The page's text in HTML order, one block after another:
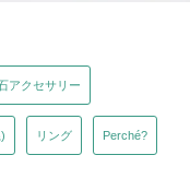
アクセサリー
リング Perché?